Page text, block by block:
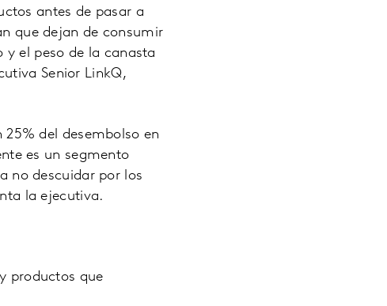
antes de pasar a
que dejan de consumir
el peso de la canasta
Senior LinkQ,
del desembolso en
es un segmento
no descuidar por los
la ejecutiva.
productos que